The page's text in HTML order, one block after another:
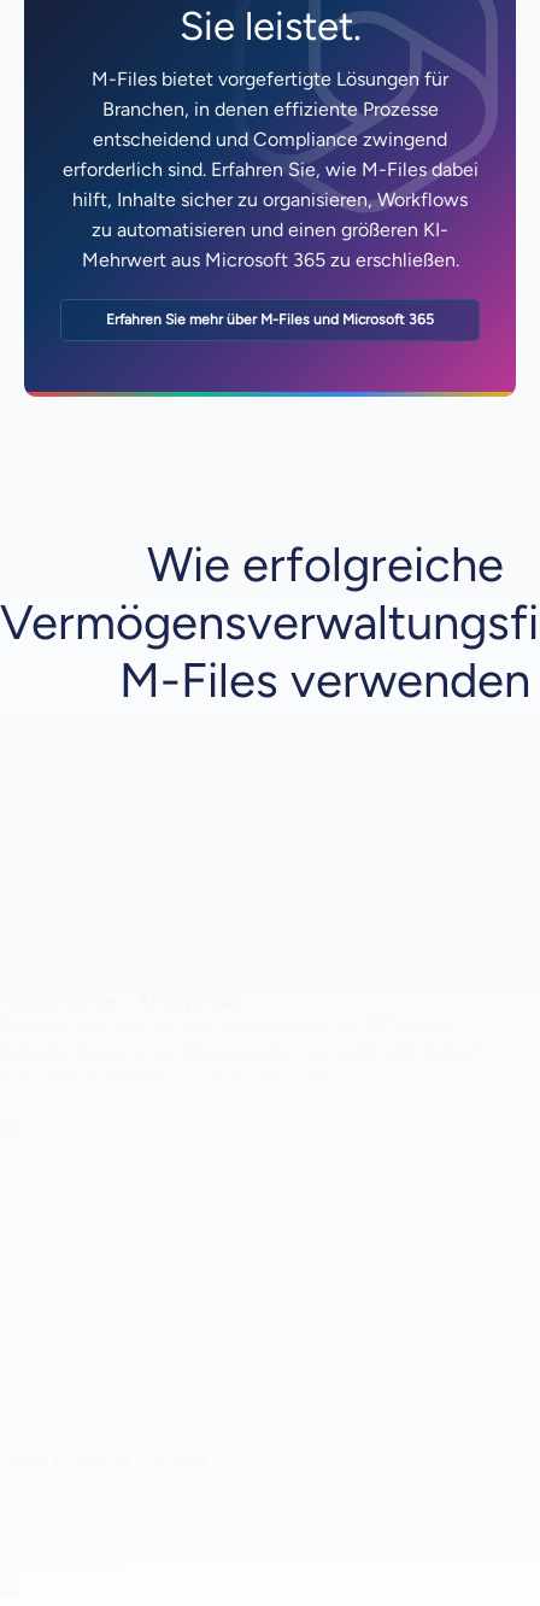
Sie leistet.
M-Files bietet vorgefertigte Lösungen für
Branchen, in denen effiziente Prozesse
entscheidend und Compliance zwingend
erforderlich sind. Erfahren Sie, wie M-Files dabei
hilft, Inhalte sicher zu organisieren, Workflows
zu automatisieren und einen größeren KI-
Mehrwert aus Microsoft 365 zu erschließen.
Erfahren Sie mehr über M-Files und Microsoft 365
Wie erfolgreiche
M-Files verwenden